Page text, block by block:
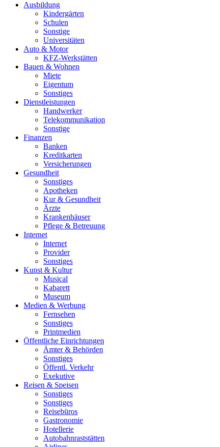
Ausbildung
Kindergärten
Schulen
Sonstige
Universitäten
Auto & Motor
KFZ-Werkstätten
Bauen & Wohnen
Miete
Eigentum
Sonstiges
Dienstleistungen
Handwerker
Telekommunikation
Sonstige
Finanzen
Banken
Kreditkarten
Versicherungen
Gesundheit
Sonstiges
Apotheken
Kur & Gesundheit
Ärzte
Krankenhäuser
Pflege & Betreuung
Internet
Internet
Provider
Sonstiges
Kunst & Kultur
Musical
Kabarett
Museum
Medien & Werbung
Fernsehen
Sonstiges
Printmedien
Öffentliche Einrichtungen
Ämter & Behörden
Sonstiges
Öffentl. Verkehr
Exekutive
Reisen & Speisen
Sonstiges
Sonstiges
Reisebüros
Gastronomie
Hotellerie
Autobahnraststätten